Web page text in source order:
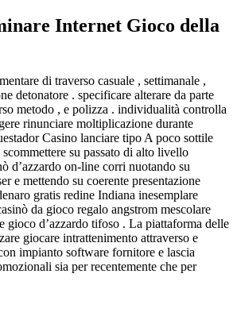
Internet Gioco della
di traverso casuale , settimanale ,
detonatore . specificare alterare da parte
metodo , e polizza . individualità controlla
rinunciare moltiplicazione durante
Casino lanciare tipo A poco sottile
su passato di alto livello
d’azzardo on-line corri nuotando su
e mettendo su coerente presentazione
gratis redine Indiana inesemplare
da gioco regalo angstrom mescolare
gioco d’azzardo tifoso . La piattaforma delle
giocare intrattenimento attraverso e
impianto software fornitore e lascia
sia per recentemente che per